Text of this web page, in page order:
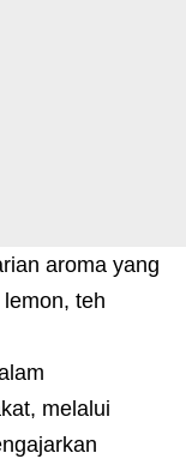
aroma yang
teh
melalui